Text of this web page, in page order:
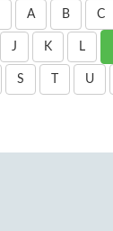
A B C
J K L
S U